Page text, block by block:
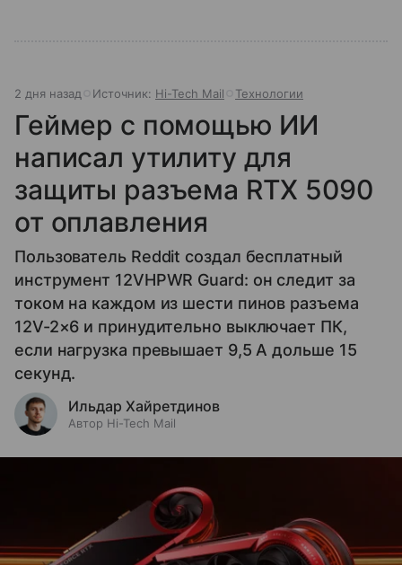
2 дня назад Источник: Hi-Tech Mail Технологии
Геймер с помощью ИИ
написал утилиту для
защиты разъема RTX 5090
от оплавления
Пользователь Reddit создал бесплатный
инструмент 12VHPWR Guard: он следит за
током на каждом из шести пинов разъема
12V-2×6 и принудительно выключает ПК,
если нагрузка превышает 9,5 А дольше 15
секунд.
Ильдар Хайретдинов
Автор Hi-Tech Mail